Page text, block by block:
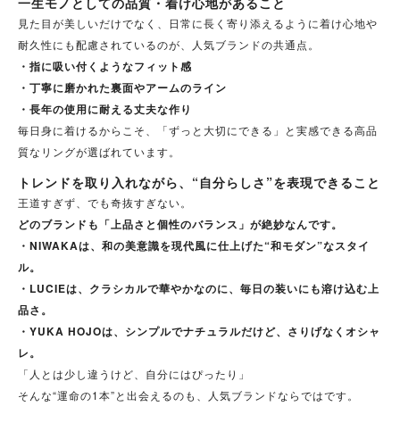
見た目が美しいだけでなく、日常に長く寄り添えるように着け心地や
耐久性にも配慮されているのが、人気ブランドの共通点。
・指に吸い付くようなフィット感
・丁寧に磨かれた裏面やアームのライン
・長年の使用に耐える丈夫な作り
毎日身に着けるからこそ、「ずっと大切にできる」と実感できる高品
質なリングが選ばれています。
トレンドを取り入れながら、“自分らしさ”を表現できること
王道すぎず、でも奇抜すぎない。
どのブランドも「上品さと個性のバランス」が絶妙なんです。
・NIWAKAは、和の美意識を現代風に仕上げた“和モダン”なスタイ
ル。
・LUCIEは、クラシカルで華やかなのに、毎日の装いにも溶け込む上
品さ。
・YUKA HOJOは、シンプルでナチュラルだけど、さりげなくオシャ
レ。
「人とは少し違うけど、自分にはぴったり」
そんな“運命の1本”と出会えるのも、人気ブランドならではです。